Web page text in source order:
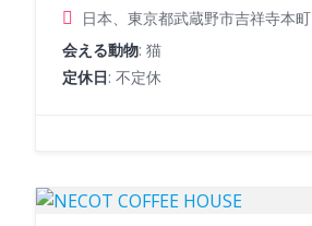
会える動物: 猫
定休日: 不定休